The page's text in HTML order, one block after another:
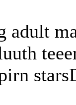
adult